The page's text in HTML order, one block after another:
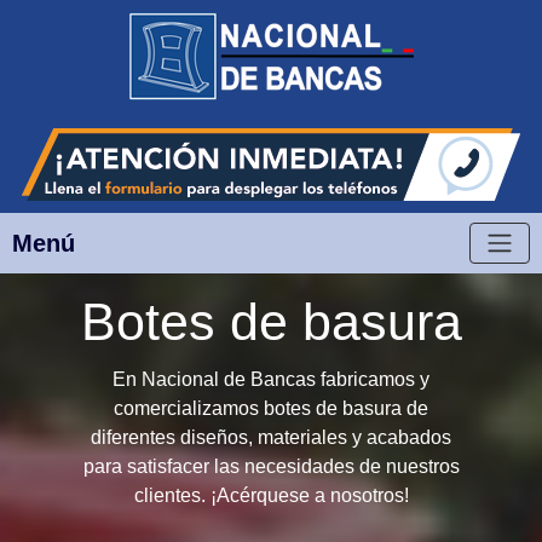
Menú
Botes de basura
En Nacional de Bancas fabricamos y
comercializamos botes de basura de
diferentes diseños, materiales y acabados
para satisfacer las necesidades de nuestros
clientes. ¡Acérquese a nosotros!